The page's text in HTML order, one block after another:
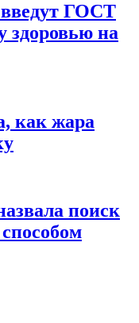
введут ГОСТ
здоровью на
как жара
поиск